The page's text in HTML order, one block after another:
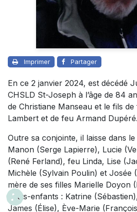
Imprimer Partager
En ce 2 janvier 2024, est décédé
CHSLD St-Joseph à l’âge de 84
de Christiane Manseau et le fils
Lambert et de feu Armand Dupéré.
Outre sa conjointe, il laisse dans
Manon (Serge Lapierre), Lucie
(René Ferland), feu Linda, Lise
Michèle (Sylvain Poulin) et Josée
mère de ses filles Marielle Doyon
petits-enfants : Katrine
James (Élise), Ève-Marie